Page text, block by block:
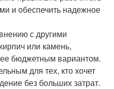
и обеспечить надежное
с другими
или камень,
бюджетным вариантом.
для тех, кто хочет
без больших затрат.